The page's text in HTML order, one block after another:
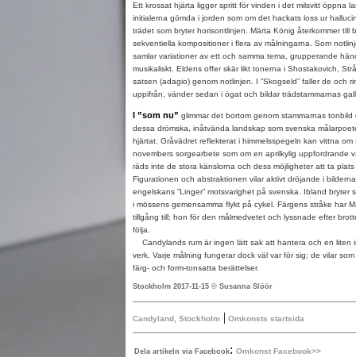
Ett krossat hjärta ligger spritt för vinden i det milsvitt öppna
initialerna gömda i jorden som om det hackats loss ur
trädet som bryter horisontlinjen. Märta König återkommer till
sekventiella kompositioner i flera av målningarna. Som
samlar variationer av ett och samma tema, grupperande
musikaliskt. Eldens offer skär likt tonerna i Shostakovich,
satsen (adagio) genom notlinjen. I ”Skogseld” faller de och
uppifrån, vänder sedan i ögat och bildar trädstammarnas
I ”som nu” glimmar det bortom genom stammarnas
dessa drömska, inåtvända landskap som svenska
hjärtat. Gråvädret reflekterat i himmelsspegeln kan vittna om
novembers sorgearbete som om en aprilkylig uppfordrande
räds inte de stora känslorna och dess möjligheter att ta
Figurationen och abstraktionen vilar aktivt dröjande i
engelskans ”Linger” motsvarighet på svenska. Ibland bryter
i mössens gemensamma flykt på cykel. Färgens stråke har
tillgång till; hon för den målmedvetet och lyssnade efter
följa.
Candylands rum är ingen lätt sak att hantera och en liten
verk. Varje målning fungerar dock väl var för sig; de vilar
färg- och form-tonsatta berättelser.
Stockholm 2017-11-15 © Susanna Slöör
Candyland, Stockholm | Omkonsts startsida
Dela artikeln via Facebook: Omkonst Facebook>>